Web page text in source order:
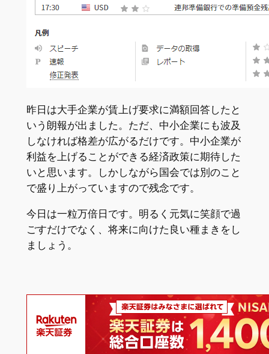
昨日は大手企業が賃上げ要求に満額回答したと
いう朗報が出ました。ただ、中小企業にも波及
しなければ格差が広がるだけです。中小企業が
利益を上げることができる経済政策に期待した
いと思います。しかしながら国会では別のこと
で盛り上がっていますので残念です。
今日は一粒万倍日です。明るく元気に笑顔で過
ごすだけでなく、将来に向けた良い種まきをし
ましょう。